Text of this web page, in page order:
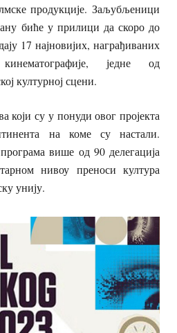
продукције. Заљубљеници
биће у прилици да скоро до
17 најновијих, награђиваних
једне од
културној сцени.
су у понуди овог пројекта
на коме су настали.
више од 90 делегација
нивоу преноси култура
унију.